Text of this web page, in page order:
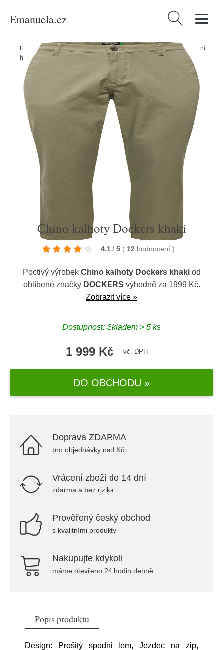
Emanuela.cz Vyhledávání
Domů /Produkty/Muži/ Oblečení/Příležitosti Svatba/Pro svatební
hosty/ Spodní díly Chino kalhoty Dockers khaki
Chino kalhoty Dockers khaki
4.1 / 5 ( 12 hodnocení )
Poctivý výrobek Chino kalhoty Dockers khakiod
oblíbené značky DOCKERS výhodně za 1999 Kč.
Zobrazit více »
Dostupnost: Skladem > 5 ks
1 999 Kč vč. DPH
DO OBCHODU »
Doprava ZDARMA
pro objednávky nad Kč
Vrácení zboží do 14 dní
zdarma a bez rizika
Prověřený český obchod
s kvalitními produkty
Nakupujte kdykoli
máme otevřeno 24 hodin denně
Popis produktu
Design: Prošitý spodní lem, Jezdec na zip,